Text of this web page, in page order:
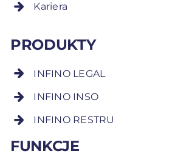
Kariera
PRODUKTY
INFINO LEGAL
INFINO INSO
INFINO RESTRU
FUNKCJE